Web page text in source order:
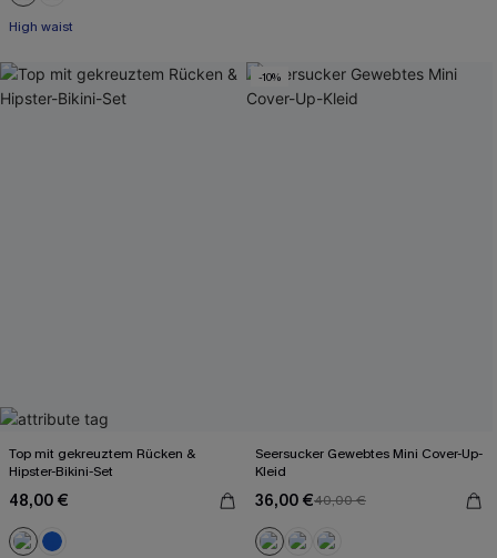
High waist
Top mit gekreuztem Rücken &
Hipster-Bikini-Set
48,00 €
-10%
Seersucker Gewebtes Mini Cover-Up-
Kleid
36,00 €40,00 €